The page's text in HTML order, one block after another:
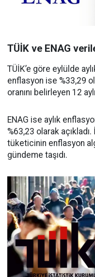
TÜİK ve ENAG
TÜİK’e göre eylülde
enflasyon ise %33,29
oranını belirleyen 12
ENAG ise aylık
%63,23 olarak
tüketicinin enflasyon
gündeme taşıdı.